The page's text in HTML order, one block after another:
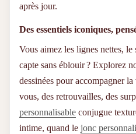
après jour.
Des essentiels iconiques,
Vous aimez les lignes nettes,
capte sans éblouir ? Explorez
dessinées pour accompagner
vous, des retrouvailles, des
personnalisable conjugue
intime, quand le jonc